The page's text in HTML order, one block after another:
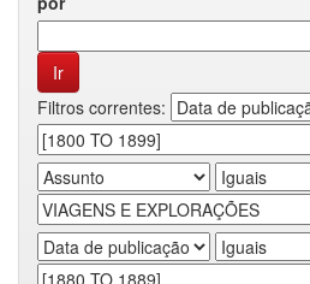
Filtros correntes: